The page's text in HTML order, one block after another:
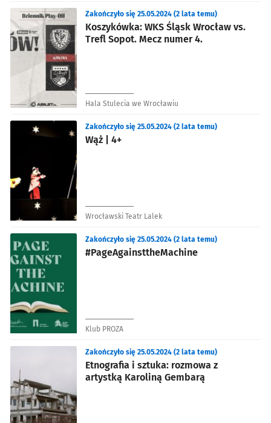
Koszykówka: WKS Śląsk Wrocław vs.
Trefl Sopot. Mecz numer 4.
Zakończyło się 25.05.2024 (2 lata temu)
Hala Stulecia we Wrocławiu
Wąż | 4+
Zakończyło się 25.05.2024 (2 lata temu)
Wrocławski Teatr Lalek
#PageAgainsttheMachine
Zakończyło się 25.05.2024 (2 lata temu)
Klub PROZA
Etnografia i sztuka: rozmowa z
artystką Karoliną Gembarą
Zakończyło się 25.05.2024 (2 lata temu)